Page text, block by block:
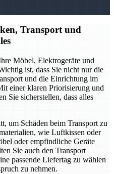
Transport und
Möbel, Elektrogeräte und
ist, dass Sie nicht nur die
und die Einrichtung im
einer klaren Priorisierung und
Sie sicherstellen, dass alles
um Schäden beim Transport zu
wie Luftkissen oder
oder empfindliche Geräte
Sie auch den Transport
passende Liefertag zu wählen
zu nehmen.